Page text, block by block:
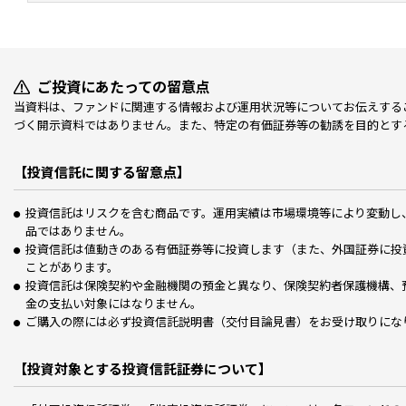
ご投資にあたっての留意点
当資料は、ファンドに関連する情報および運用状況等についてお伝えす
づく開示資料ではありません。また、特定の有価証券等の勧誘を目的と
【投資信託に関する留意点】
投資信託はリスクを含む商品です。運用実績は市場環境等により変動
品ではありません。
投資信託は値動きのある有価証券等に投資します（また、外国証券に
ことがあります。
投資信託は保険契約や金融機関の預金と異なり、保険契約者保護機構
金の支払い対象にはなりません。
ご購入の際には必ず投資信託説明書（交付目論見書）をお受け取りに
【投資対象とする投資信託証券について】